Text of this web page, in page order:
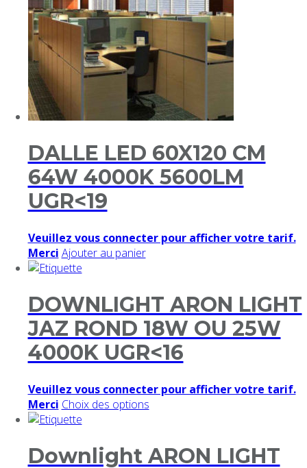
DALLE LED 60X120 CM
64W 4000K 5600LM
UGR<19
Veuillez vous connecter pour afficher votre tarif.
Merci Ajouter au panier
DOWNLIGHT ARON LIGHT
JAZ ROND 18W OU 25W
4000K UGR<16
Veuillez vous connecter pour afficher votre tarif.
Merci Choix des options
Downlight ARON LIGHT